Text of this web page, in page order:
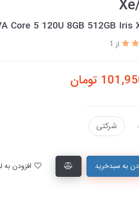
Core 5 120U 8GB 512GB Iris
از 1
تومان
شرکتی